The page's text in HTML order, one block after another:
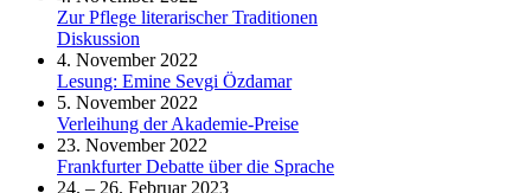
Zur Pflege literarischer Traditionen
Diskussion
4. November 2022
Lesung: Emine Sevgi Özdamar
5. November 2022
Verleihung der Akademie-Preise
23. November 2022
Frankfurter Debatte über die Sprache
24. – 26. Februar 2023